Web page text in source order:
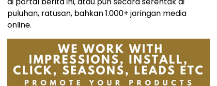
puluhan, ratusan, bahkan 1.000+ jaringan media
online.